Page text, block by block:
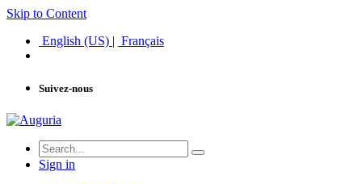
Skip to Content
English (US) | Français
Suivez-nous
Sign in